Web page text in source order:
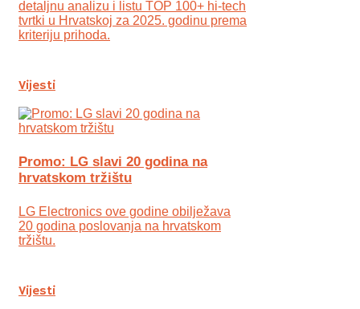
detaljnu analizu i listu TOP 100+ hi-tech
tvrtki u Hrvatskoj za 2025. godinu prema
kriteriju prihoda.
Vijesti
Promo: LG slavi 20 godina na
hrvatskom tržištu
LG Electronics ove godine obilježava
20 godina poslovanja na hrvatskom
tržištu.
Vijesti